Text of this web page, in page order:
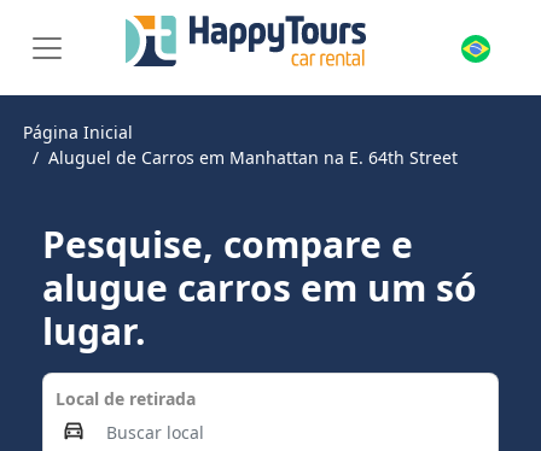
Página Inicial
Aluguel de Carros em Manhattan na E. 64th Street
Pesquise, compare e
alugue carros em um só
lugar.
Local de retirada